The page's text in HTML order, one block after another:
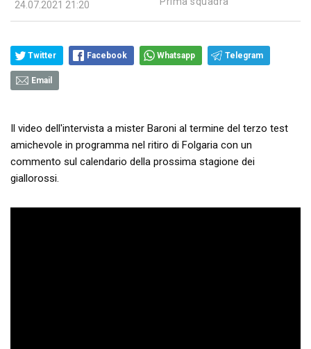
24.07.2021 21:20
Twitter Facebook Whatsapp Telegram
Email
Il video dell'intervista a mister Baroni al termine del terzo test
amichevole in programma nel ritiro di Folgaria con un
commento sul calendario della prossima stagione dei
giallorossi.